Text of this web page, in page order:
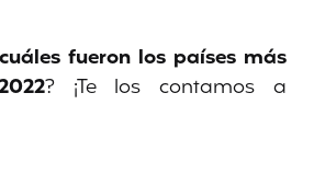
cuáles fueron los países más
? ¡Te los contamos a